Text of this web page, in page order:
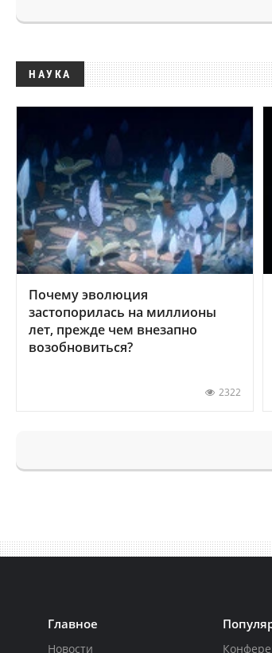
НАУКА
Почему эволюция
застопорилась на миллионы
лет, прежде чем внезапно
возобновиться?
2322
Главное
Новости